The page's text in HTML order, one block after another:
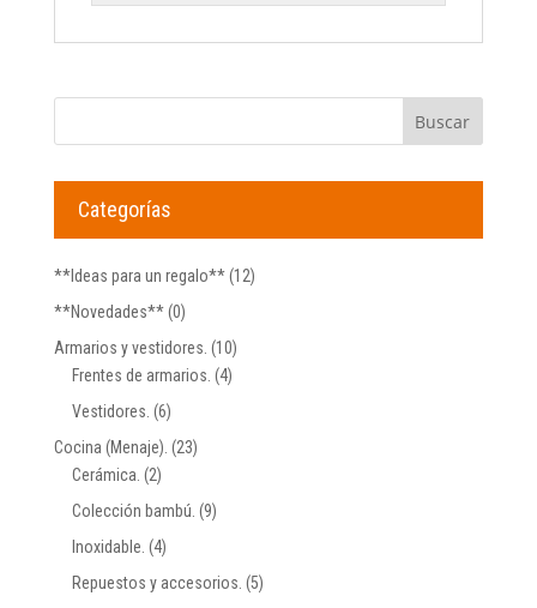
Categorías
**Ideas para un regalo** (12)
**Novedades** (0)
Armarios y vestidores. (10)
Frentes de armarios. (4)
Vestidores. (6)
Cocina (Menaje). (23)
Cerámica. (2)
Colección bambú. (9)
Inoxidable. (4)
Repuestos y accesorios. (5)